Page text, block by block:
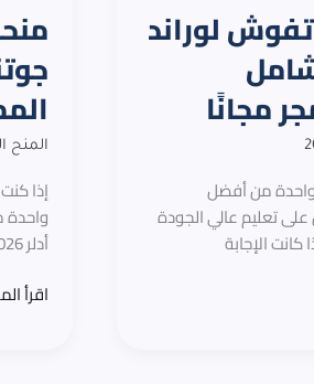
لوراند
مجانًا
من أفضل
تعليم عالي الجودة
الإجابة
المنح
إذا
واحدة
أدلر 2026 هي فرصتك المثالية. السويد،
جوتنبرج
2026
|
الدراسة
بالكامل
في
السويد
اقرأ